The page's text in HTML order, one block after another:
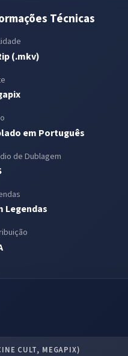
Técnicas
(.mkv)
em Português
de Dublagem
Legendas
CULT, MEGAPIX)